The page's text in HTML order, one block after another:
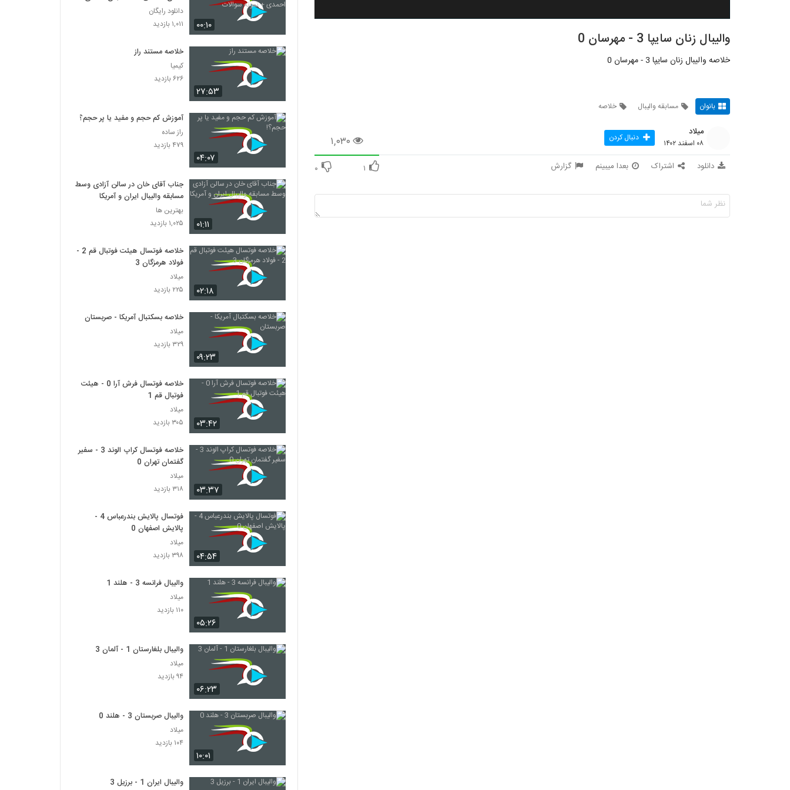
والیبال زنان سایپا 3 - مهرسان 0
خلاصه والیبال زنان سایپا 3 - مهرسان 0
بانوان مسابقه والیبال خلاصه
۱,۰۳۰
میلاد
۰۸ اسفند ۱۴۰۲ دنبال کردن
دانلود اشتراک بعدا میبینم گزارش ۱ ۰
۰۰:۱۰
نمونه سوالات
دانلود رایگان
۱,۰۱۱ بازدید
۲۷:۵۳
خلاصه مستند راز
کیمیا
۶۲۶ بازدید
۰۴:۰۷
آموزش کم حجم و مفید یا پر حجم؟!
راز ساده
۴۷۹ بازدید
۰۱:۱۱
جناب آقای خان در سالن آزادی وسط
مسابقه والیبال ایران و آمریکا
بهترین ها
۱,۰۲۵ بازدید
۰۲:۱۸
خلاصه فوتسال هیئت فوتبال قم 2 -
فولاد هرمزگان 3
میلاد
۲۲۵ بازدید
۰۹:۲۳
خلاصه بسکتبال آمریکا - صربستان
میلاد
۳۲۹ بازدید
۰۳:۴۲
خلاصه فوتسال فرش آرا 0 - هیئت
فوتبال قم 1
میلاد
۳۰۵ بازدید
۰۳:۳۷
خلاصه فوتسال کراپ الوند 3 - سفیر
گفتمان تهران 0
میلاد
۳۱۸ بازدید
۰۴:۵۴
فوتسال پالایش بندرعباس 4 -
پالایش اصفهان 0
میلاد
۳۹۸ بازدید
۰۵:۲۶
والیبال فرانسه 3 - هلند 1
میلاد
۱۱۰ بازدید
۰۶:۲۳
والیبال بلغارستان 1 - آلمان 3
میلاد
۹۴ بازدید
۱۰:۰۱
والیبال صربستان 3 - هلند 0
میلاد
۱۰۴ بازدید
والیبال ایران 1 - برزیل 3